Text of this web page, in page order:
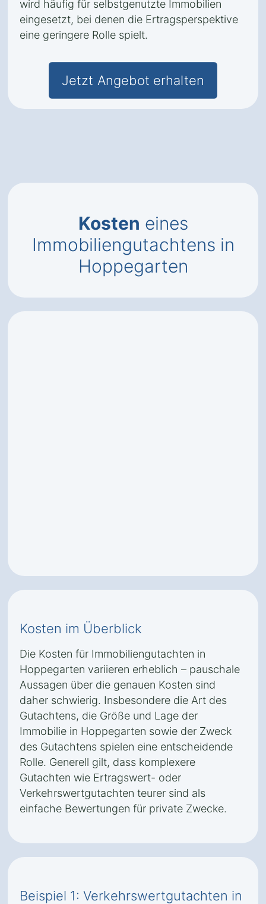
wird häufig für selbstgenutzte Immobilien
eingesetzt, bei denen die Ertragsperspektive
eine geringere Rolle spielt.
Jetzt Angebot erhalten
Kosten eines
Immobiliengutachtens in
Hoppegarten
Kosten im Überblick
Die Kosten für Immobiliengutachten in
Hoppegarten variieren erheblich – pauschale
Aussagen über die genauen Kosten sind
daher schwierig. Insbesondere die Art des
Gutachtens, die Größe und Lage der
Immobilie in Hoppegarten sowie der Zweck
des Gutachtens spielen eine entscheidende
Rolle. Generell gilt, dass komplexere
Gutachten wie Ertragswert- oder
Verkehrswertgutachten teurer sind als
einfache Bewertungen für private Zwecke.
Beispiel 1: Verkehrswertgutachten in